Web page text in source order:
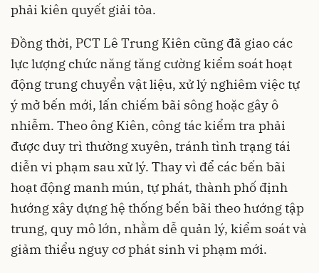
phải kiên quyết giải tỏa.
Đồng thời, PCT Lê Trung Kiên cũng đã giao các
lực lượng chức năng tăng cường kiểm soát hoạt
động trung chuyển vật liệu, xử lý nghiêm việc tự
ý mở bến mới, lấn chiếm bãi sông hoặc gây ô
nhiễm. Theo ông Kiên, công tác kiểm tra phải
được duy trì thường xuyên, tránh tình trạng tái
diễn vi phạm sau xử lý. Thay vì để các bến bãi
hoạt động manh mún, tự phát, thành phố định
hướng xây dựng hệ thống bến bãi theo hướng tập
trung, quy mô lớn, nhằm dễ quản lý, kiểm soát và
giảm thiểu nguy cơ phát sinh vi phạm mới.